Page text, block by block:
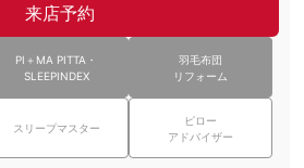
来店予約
PI＋MA PITTA・
SLEEPINDEX
羽毛布団
リフォーム
スリープマスター
ピロー
アドバイザー